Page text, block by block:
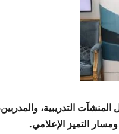
التدريبية،
التميز الإعلامي.